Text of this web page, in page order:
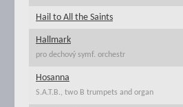
Hail to All the Saints
Hallmark
pro dechový symf. orchestr
Hosanna
S.A.T.B., two B trumpets and organ